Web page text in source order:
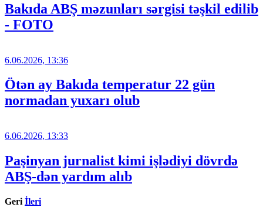
Bakıda ABŞ məzunları sərgisi təşkil edilib
- FOTO
6.06.2026, 13:36
Ötən ay Bakıda temperatur 22 gün
normadan yuxarı olub
6.06.2026, 13:33
Paşinyan jurnalist kimi işlədiyi dövrdə
ABŞ-dən yardım alıb
Geri İleri